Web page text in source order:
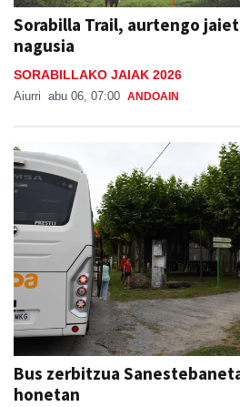
Sorabilla Trail, aurtengo
nagusia
SORABILLAKO JAIAK 2026
Aiurri abu 06, 07:00 ANDOAIN
Bus zerbitzua
honetan